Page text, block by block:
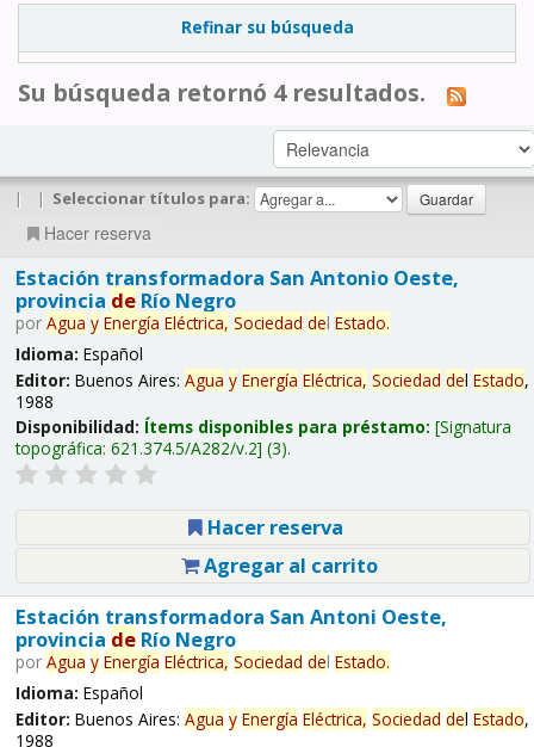
Refinar su búsqueda
Su búsqueda retornó 4 resultados.
| | Seleccionar títulos para:
Hacer reserva
Estación transformadora San Antonio Oeste,
provincia deRío Negro
por Agua y Energía Eléctrica, Sociedad del Estado.
Idioma: Español
Editor: Buenos Aires: Agua y Energía Eléctrica, Sociedad del Estado,
1988
Disponibilidad: Ítems disponibles para préstamo: Signatura
topográfica: 621.374.5/A282/v.2 (3).
Hacer reserva
Agregar al carrito
Estación transformadora San Antoni Oeste,
provincia deRío Negro
por Agua y Energía Eléctrica, Sociedad del Estado.
Idioma: Español
Editor: Buenos Aires: Agua y Energía Eléctrica, Sociedad del Estado,
1988